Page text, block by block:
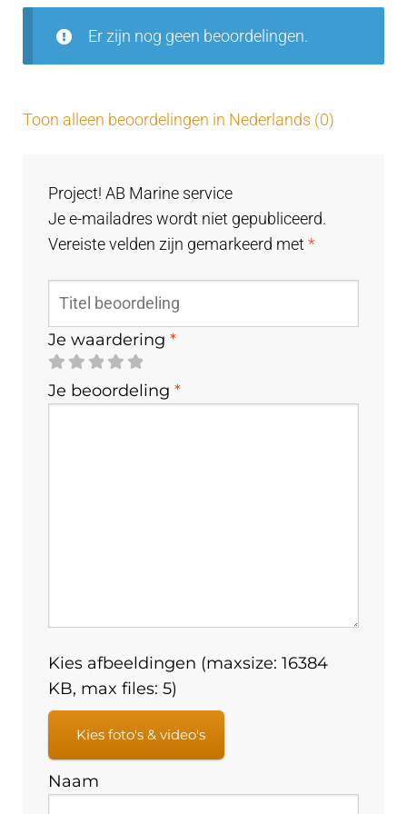
Er zijn nog geen beoordelingen.
Toon alleen beoordelingen in Nederlands (0)
Project! AB Marine service
Je e-mailadres wordt niet gepubliceerd.
Vereiste velden zijn gemarkeerd met*
Je waardering*
Je beoordeling*
Kies afbeeldingen (maxsize: 16384
KB, max files: 5)
Kies foto's & video's
Naam